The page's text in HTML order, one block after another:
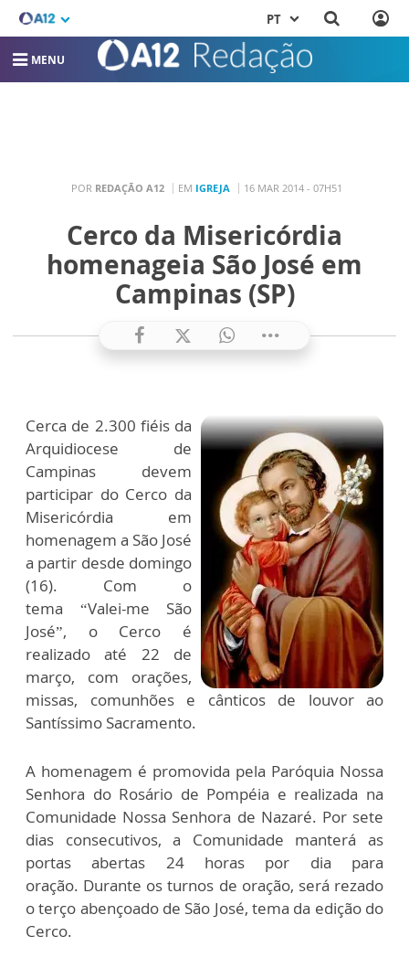
PT
MENU
POR REDAÇÃO A12 EM IGREJA 16 MAR 2014 - 07H51
Cerco da Misericórdia
homenageia São José em
Campinas (SP)
Cerca de 2.300 fiéis da
Arquidiocese de
Campinas devem
participar do Cerco da
Misericórdia em
homenagem a São José
a partir desde domingo
(16). Com o
tema “Valei-me São
José”, o Cerco é
realizado até 22 de
março, com orações,
missas, comunhões e cânticos de louvor ao
Santíssimo Sacramento.
A homenagem é promovida pela Paróquia Nossa
Senhora do Rosário de Pompéia e realizada na
Comunidade Nossa Senhora de Nazaré. Por sete
dias consecutivos, a Comunidade manterá as
portas abertas 24 horas por dia para
oração. Durante os turnos de oração, será rezado
o terço abençoado de São José, tema da edição do
Cerco.